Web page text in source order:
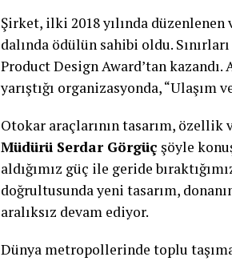
Şirket, ilki 2018 yılında düzenlenen
dalında ödülün sahibi oldu.
Product Design Award’tan
yarıştığı organizasyonda, “Ulaşım
Otokar araçlarının tasarım, özellik
Müdürü Serdar Görgüç şöyle
aldığımız güç ile geride
doğrultusunda yeni tasarım,
aralıksız devam ediyor.
Dünya metropollerinde toplu